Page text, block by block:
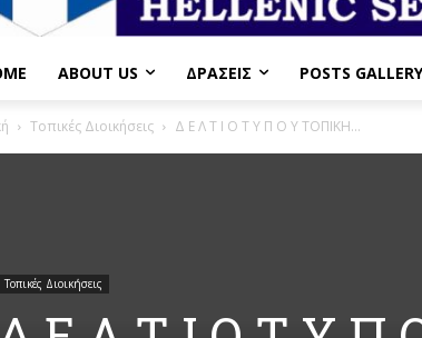
ABOUT US ΔΡΆΣΕΙΣ POSTS GALLERY
Τοπικές Διοικήσεις Δ Ε Λ Τ Ι Ο Τ Υ Π Ο Υ ΤΟΠΙΚΗ...
Τοπικές Διοικήσεις